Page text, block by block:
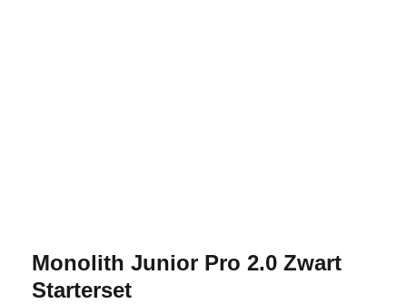
Monolith Junior Pro 2.0 Zwart
Starterset